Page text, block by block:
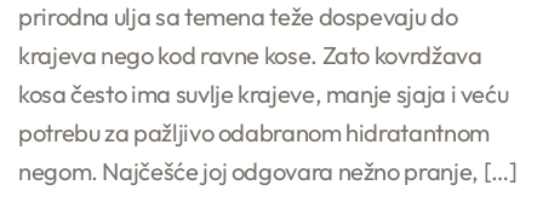
prirodna ulja sa temena teže dospevaju do
krajeva nego kod ravne kose. Zato kovrdžava
kosa često ima suvlje krajeve, manje sjaja i veću
potrebu za pažljivo odabranom hidratantnom
negom. Najčešće joj odgovara nežno pranje, […]